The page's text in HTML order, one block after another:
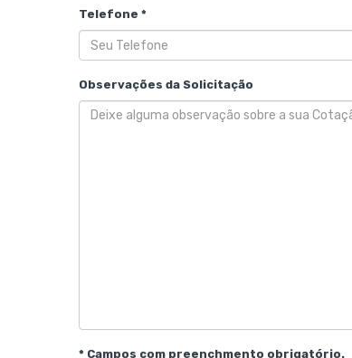
Telefone *
Observações da Solicitação
* Campos com preenchmento obrigatório.